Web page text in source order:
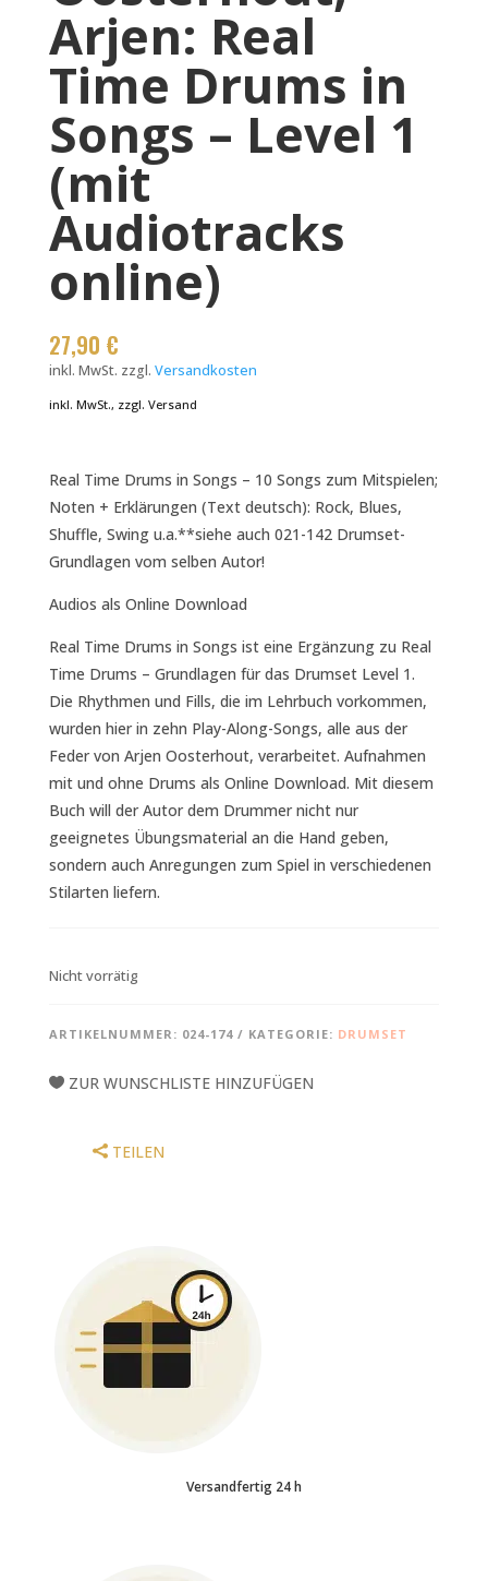
Arjen: Real
Time Drums in
Songs – Level 1
(mit
Audiotracks
online)
27,90 €
inkl. MwSt. zzgl. Versandkosten
inkl. MwSt., zzgl. Versand
Real Time Drums in Songs – 10 Songs zum Mitspielen;
Noten + Erklärungen (Text deutsch): Rock, Blues,
Shuffle, Swing u.a.**siehe auch 021-142 Drumset-
Grundlagen vom selben Autor!
Audios als Online Download
Real Time Drums in Songs ist eine Ergänzung zu Real
Time Drums – Grundlagen für das Drumset Level 1.
Die Rhythmen und Fills, die im Lehrbuch vorkommen,
wurden hier in zehn Play-Along-Songs, alle aus der
Feder von Arjen Oosterhout, verarbeitet. Aufnahmen
mit und ohne Drums als Online Download. Mit diesem
Buch will der Autor dem Drummer nicht nur
geeignetes Übungsmaterial an die Hand geben,
sondern auch Anregungen zum Spiel in verschiedenen
Stilarten liefern.
Nicht vorrätig
ARTIKELNUMMER: 024-174 KATEGORIE: DRUMSET
ZUR WUNSCHLISTE HINZUFÜGEN
TEILEN
Versandfertig 24 h